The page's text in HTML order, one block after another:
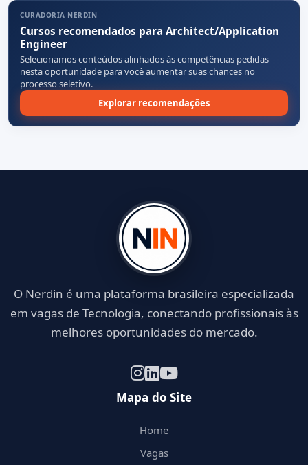
CURADORIA NERDIN
Cursos recomendados para Architect/Application
Engineer
Selecionamos conteúdos alinhados às competências pedidas
nesta oportunidade para você aumentar suas chances no
processo seletivo.
Explorar recomendações
O Nerdin é uma plataforma brasileira especializada
em vagas de Tecnologia, conectando profissionais às
melhores oportunidades do mercado.
Mapa do Site
Home
Vagas